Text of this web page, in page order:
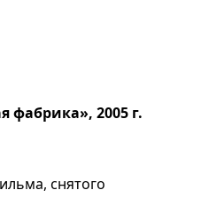
фабрика», 2005 г.
снятого